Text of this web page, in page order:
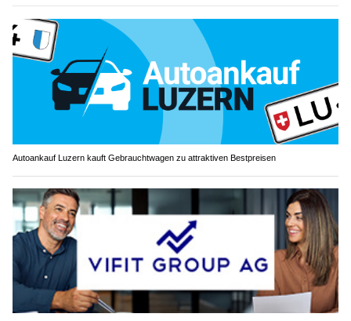
Autoankauf Luzern kauft Gebrauchtwagen zu attraktiven Bestpreisen